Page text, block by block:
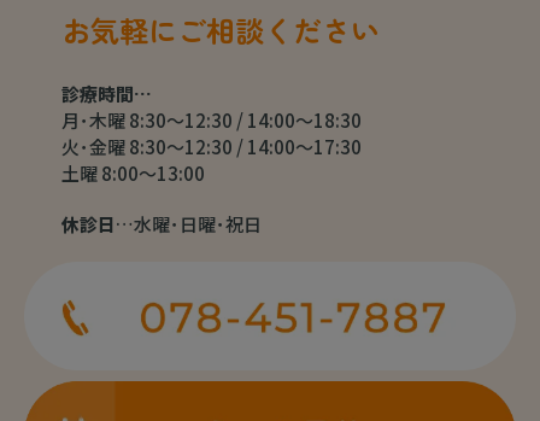
お気軽にご相談ください
診療時間…
月･木曜 8:30～12:30 / 14:00～18:30
火･金曜 8:30～12:30 / 14:00～17:30
土曜 8:00～13:00
休診日…水曜･日曜･祝日